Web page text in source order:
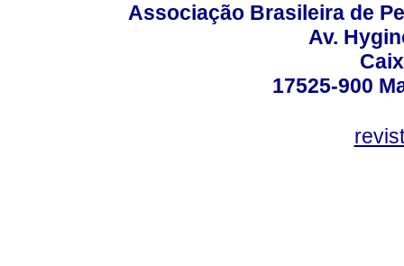
Associação Brasileira de
Av.
17525-900